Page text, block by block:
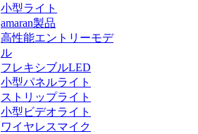
小型ライト
amaran製品
高性能エントリーモデ
ル
フレキシブルLED
小型パネルライト
ストリップライト
小型ビデオライト
ワイヤレスマイク